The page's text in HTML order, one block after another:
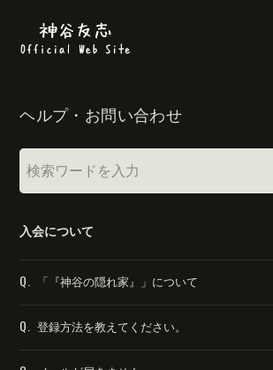
INFORMATION
DISCOGRAPHY
LYRICS
ヘルプ・お問い合わせ
入会について
Q. 「『神谷の隠れ家』」について
Q. 登録方法を教えてください。